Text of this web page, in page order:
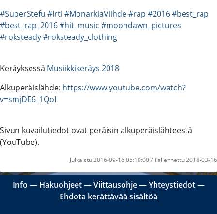
#SuperStefu #Irti #MonarkiaViihde#rap #2016#best_rap
#best_rap_2016#hit_music #moondawn_pictures
#roksteady#roksteady_clothing
Keräyksessä Musiikkikeräys 2018
Alkuperäislähde: https://www.youtube.com/watch?
v=smjDE6_1QoI
Sivun kuvailutiedot ovat peräisin alkuperäislähteestä
(YouTube).
Julkaistu 2016-09-16 05:19:00 / Tallennettu 2018-03-16
Info ― Hakuohjeet―Viittausohje―Yhteystiedot―
Ehdota kerättävää sisältöä